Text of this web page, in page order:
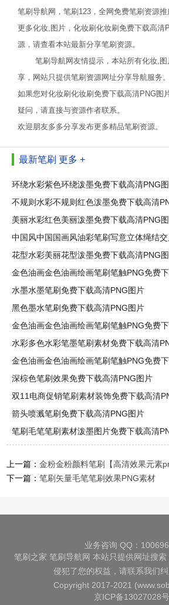
笔刷导航网，笔刷123，全网免费笔刷资源推
更多化妆,图片，化妆刷化妆刷免费下载高清
源，请查看本站最新分享笔刷资源。
笔刷导航网友情提示，本站所有化妆,
享，网站只提供笔刷资源网址分享导航服务。
如果您对化妆刷化妆刷免费下载高清PNG图
疑问，请直接与资源作者联系。
欢迎朋友多多分享发布更多精品笔刷资源。
最新笔刷 更多 +
环绕水彩紫色环绕泼墨免费下载高清PNG
不规则水彩不规则红色泼墨免费下载高清
美丽水彩红色美丽泼墨免费下载高清PNG
中国风中国国画风油彩笔刷写意立体绳结
图片
花型水彩美丽花型泼墨免费下载高清PNG
金色油画金色油画绘画笔刷笔触PNG免费
水墨水墨笔刷免费下载高清PNG图片
黑色墨水笔刷免费下载高清PNG图片
金色油画金色油画绘画笔刷笔触PNG免费
水彩多色水彩笔墨笔刷素材免费下载高清
金色油画金色油画绘画笔刷笔触PNG免费
深棕色笔刷效果免费下载高清PNG图片
双11电商促销笔刷素材装饰免费下载高清
箭头喷溅笔刷免费下载高清PNG图片
笔刷毛笔笔刷素材泼墨图片免费下载高清
上一篇：金粉金粉颜料笔刷【高清效果元素
下一篇：笔刷矢量毛笔笔刷效果PNG素材
业务咨询 QQ：
笔刷之家 笔刷导航网 本站只提供网址搜
侵犯了您的权益，请联系我们纠
Copyright 2017-2021
京ICP备13027028号